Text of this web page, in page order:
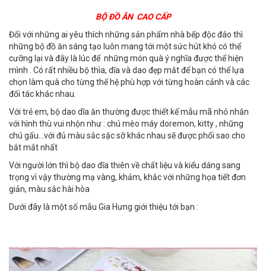
BỘ ĐỒ ĂN CAO CẤP
Đối với những ai yêu thích những sản phẩm nhà bếp độc đáo thì
những bộ đồ ăn sáng tạo luôn mang tới một sức hút khó có thể
cưỡng lại và đây là lúc để những món quà ý nghĩa được thể hiện
mình . Có rất nhiều bộ thìa, dĩa và dao đẹp mắt để bạn có thể lựa
chọn làm quà cho từng thế hệ phù hợp với từng hoàn cảnh và các
đối tác khác nhau.
Với trẻ em, bộ dao dĩa ăn thường được thiết kế mẫu mã nhỏ nhắn
với hình thù vui nhộn như : chú mèo máy doremon, kitty , những
chú gấu...với đủ màu sắc sặc sỡ khác nhau sẽ được phối sao cho
bắt mắt nhất
Với người lớn thì bộ dao dĩa thiên về chất liệu và kiểu dáng sang
trọng vì vậy thường mạ vàng, khảm, khắc với những họa tiết đơn
giản, màu sắc hài hòa
Dưới đây là một số mẫu Gia Hưng giới thiệu tới bạn :